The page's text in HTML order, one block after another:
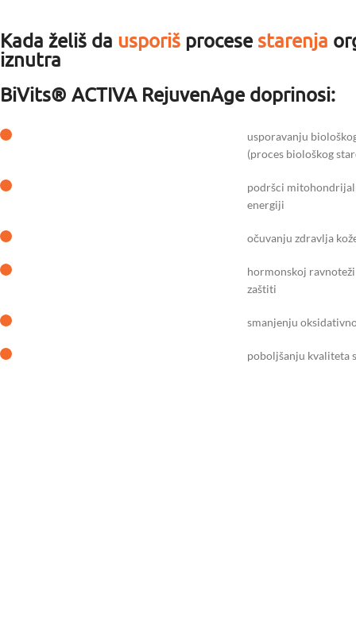
Kada želiš da usporiš procesestarenja
iznutra
BiVits® ACTIVA RejuvenAge doprinosi:
usporavanju
(proces biološkog
podršci
energiji
očuvanju zdravlja
hormonskoj
zaštiti
smanjenju
poboljšanju kvaliteta